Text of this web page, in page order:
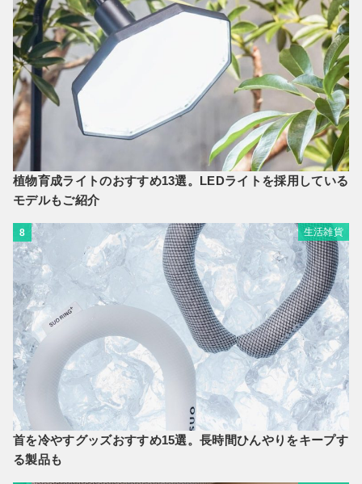
植物育成ライトのおすすめ13選。LEDライトを採用している
モデルもご紹介
8 生活雑貨
首を冷やすグッズおすすめ15選。長時間ひんやりをキープす
る製品も